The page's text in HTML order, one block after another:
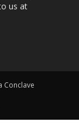
us at
Conclave